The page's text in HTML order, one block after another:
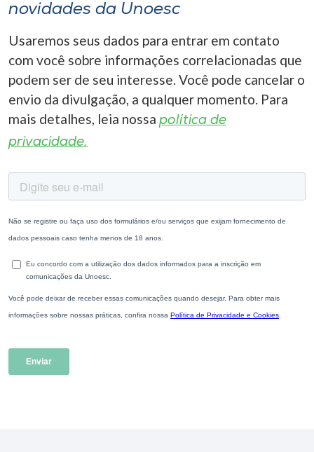
novidades da Unoesc
Usaremos seus dados para entrar em contato
com você sobre informações correlacionadas que
podem ser de seu interesse. Você pode cancelar o
envio da divulgação, a qualquer momento. Para
mais detalhes, leia nossa política de
privacidade.